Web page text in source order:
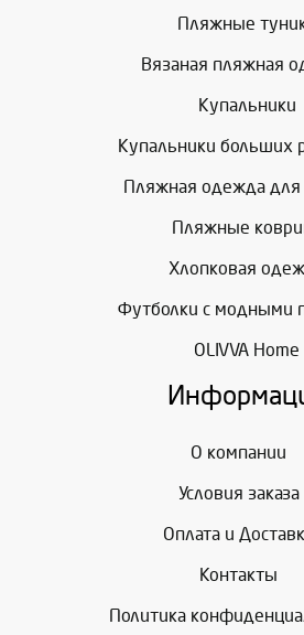
Пляжные
Вязаная пляжная
Купальники
Купальники больших
Пляжная одежда
Пляжные
Хлопковая
Футболки с модными
OLIVVA Home
О компании
Условия заказа
Оплата и
Контакты
Политика